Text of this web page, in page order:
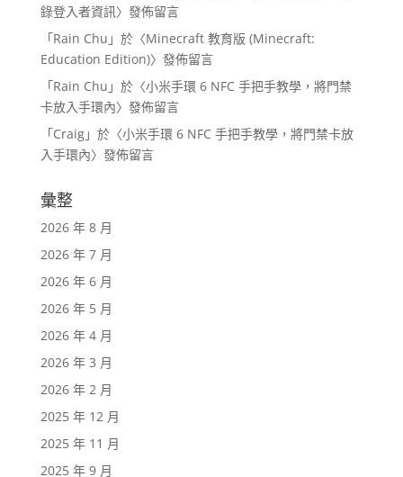
錄登入者資訊〉發佈留言
「Rain Chu 」於〈Minecraft 教育版 (Minecraft:
Education Edition)〉發佈留言
「Rain Chu 」於〈小米手環 6 NFC 手把手教學，將門禁
卡放入手環內〉發佈留言
「Craig」於〈小米手環 6 NFC 手把手教學，將門禁卡放
入手環內〉發佈留言
彙整
2026 年 8 月
2026 年 7 月
2026 年 6 月
2026 年 5 月
2026 年 4 月
2026 年 3 月
2026 年 2 月
2025 年 12 月
2025 年 11 月
2025 年 9 月